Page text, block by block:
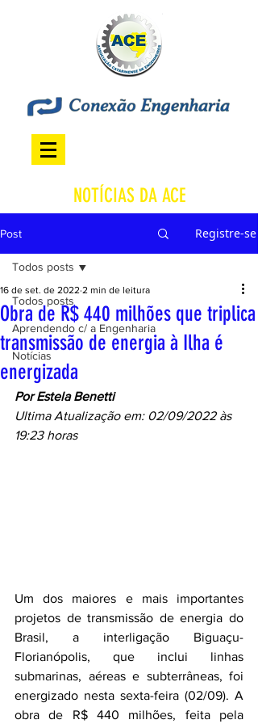
NOTÍCIAS DA ACE
Post Registre-se
Todos posts
Aprendendo c/ a Engenharia
Notícias
Todos posts
Obra de R$ 440 milhões que triplica
transmissão de energia à Ilha é
energizada
16 de set. de 2022 2 min de leitura
Por Estela Benetti
Ultima Atualização em: 02/09/2022 às
19:23 horas
Um dos maiores e mais importantes
projetos de transmissão de energia do
Brasil, a interligação Biguaçu-
Florianópolis, que inclui linhas
submarinas, aéreas e subterrâneas, foi
energizado nesta sexta-feira (02/09). A
obra de R$ 440 milhões, feita pela